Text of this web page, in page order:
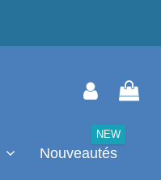
Nouveautés
NEW